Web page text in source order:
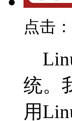
点击：
统。
用